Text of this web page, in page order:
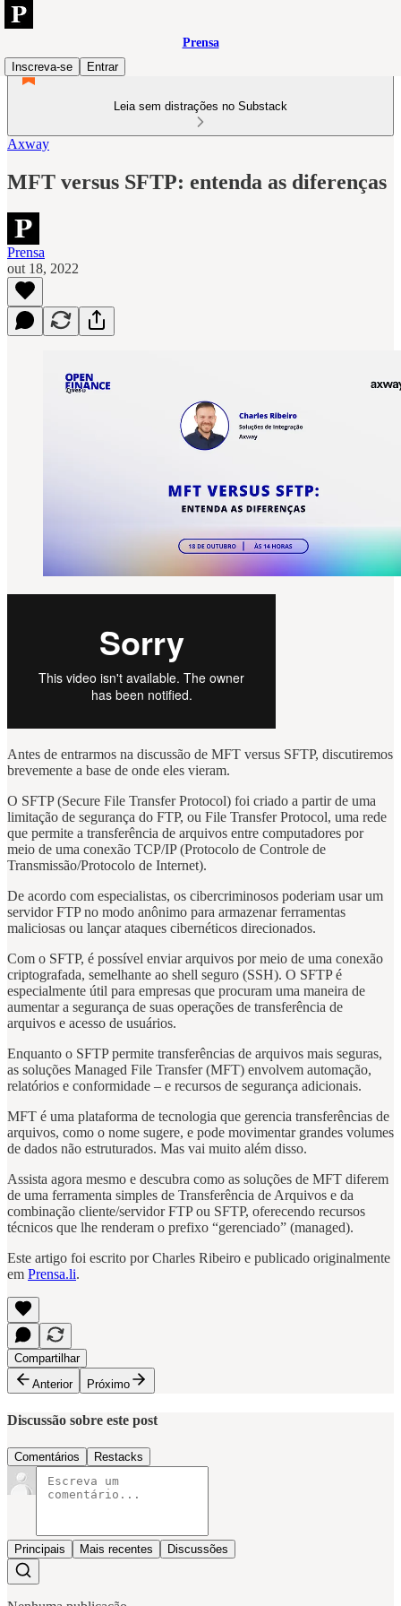
Prensa
Inscreva-se
Entrar
Leia sem distrações no Substack
Axway
MFT versus SFTP: entenda as diferenças
Prensa
out 18, 2022
Antes de entrarmos na discussão de MFT versus SFTP, discutiremos
brevemente a base de onde eles vieram.
O SFTP (Secure File Transfer Protocol) foi criado a partir de uma
limitação de segurança do FTP, ou File Transfer Protocol, uma rede
que permite a transferência de arquivos entre computadores por
meio de uma conexão TCP/IP (Protocolo de Controle de
Transmissão/Protocolo de Internet).
De acordo com especialistas, os cibercriminosos poderiam usar um
servidor FTP no modo anônimo para armazenar ferramentas
maliciosas ou lançar ataques cibernéticos direcionados.
Com o SFTP, é possível enviar arquivos por meio de uma conexão
criptografada, semelhante ao shell seguro (SSH). O SFTP é
especialmente útil para empresas que procuram uma maneira de
aumentar a segurança de suas operações de transferência de
arquivos e acesso de usuários.
Enquanto o SFTP permite transferências de arquivos mais seguras,
as soluções Managed File Transfer (MFT) envolvem automação,
relatórios e conformidade – e recursos de segurança adicionais.
MFT é uma plataforma de tecnologia que gerencia transferências de
arquivos, como o nome sugere, e pode movimentar grandes volumes
de dados não estruturados. Mas vai muito além disso.
Assista agora mesmo e descubra como as soluções de MFT diferem
de uma ferramenta simples de Transferência de Arquivos e da
combinação cliente/servidor FTP ou SFTP, oferecendo recursos
técnicos que lhe renderam o prefixo “gerenciado” (managed).
Este artigo foi escrito por Charles Ribeiro e publicado originalmente
em Prensa.li.
Compartilhar
Anterior
Próximo
Discussão sobre este post
Comentários Restacks
Principais Mais recentes Discussões